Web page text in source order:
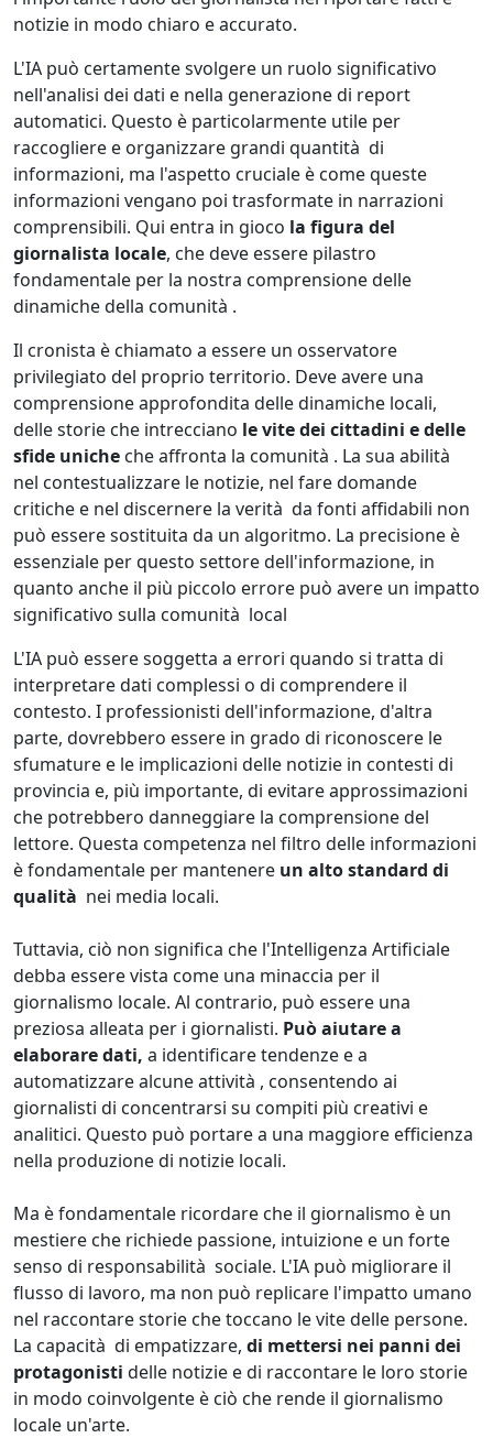
notizie in modo chiaro e accurato.
L'IA può certamente svolgere un ruolo significativo
nell'analisi dei dati e nella generazione di report
automatici. Questo è particolarmente utile per
raccogliere e organizzare grandi quantità di
informazioni, ma l'aspetto cruciale è come queste
informazioni vengano poi trasformate in narrazioni
comprensibili. Qui entra in gioco la figura del
giornalista locale, che deve essere pilastro
fondamentale per la nostra comprensione delle
dinamiche della comunità .
Il cronista è chiamato a essere un osservatore
privilegiato del proprio territorio. Deve avere una
comprensione approfondita delle dinamiche locali,
delle storie che intrecciano le vite dei cittadini e delle
sfide uniche che affronta la comunità . La sua abilità
nel contestualizzare le notizie, nel fare domande
critiche e nel discernere la verità da fonti affidabili non
può essere sostituita da un algoritmo. La precisione è
essenziale per questo settore dell'informazione, in
quanto anche il più piccolo errore può avere un impatto
significativo sulla comunità local
L'IA può essere soggetta a errori quando si tratta di
interpretare dati complessi o di comprendere il
contesto. I professionisti dell'informazione, d'altra
parte, dovrebbero essere in grado di riconoscere le
sfumature e le implicazioni delle notizie in contesti di
provincia e, più importante, di evitare approssimazioni
che potrebbero danneggiare la comprensione del
lettore. Questa competenza nel filtro delle informazioni
è fondamentale per mantenere un alto standard di
qualità nei media locali.
Tuttavia, ciò non significa che l'Intelligenza Artificiale
debba essere vista come una minaccia per il
giornalismo locale. Al contrario, può essere una
preziosa alleata per i giornalisti. Può aiutare a
elaborare dati, a identificare tendenze e a
automatizzare alcune attività , consentendo ai
giornalisti di concentrarsi su compiti più creativi e
analitici. Questo può portare a una maggiore efficienza
nella produzione di notizie locali.
Ma è fondamentale ricordare che il giornalismo è un
mestiere che richiede passione, intuizione e un forte
senso di responsabilità sociale. L'IA può migliorare il
flusso di lavoro, ma non può replicare l'impatto umano
nel raccontare storie che toccano le vite delle persone.
La capacità di empatizzare, di mettersi nei panni dei
protagonisti delle notizie e di raccontare le loro storie
in modo coinvolgente è ciò che rende il giornalismo
locale un'arte.